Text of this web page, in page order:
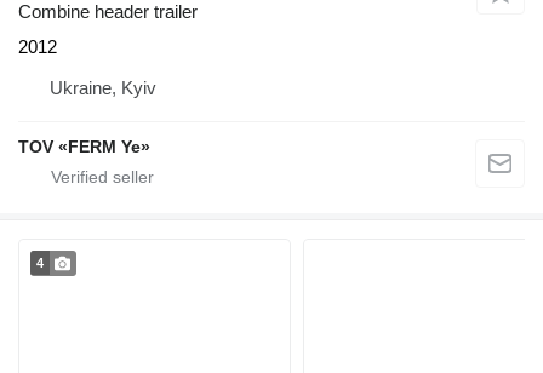
Combine header trailer
2012
Ukraine, Kyiv
TOV «FERM Ye»
4